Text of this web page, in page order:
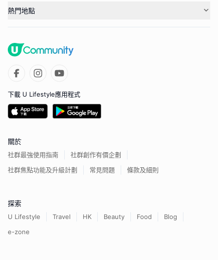
熱門地點
下載 U Lifestyle應用程式
關於
社群最強使用指南
社群創作有價企劃
社群焦點功能及升級計劃
常見問題 條款及細則
探索
U Lifestyle Travel HK Beauty Food
Blog
e-zone